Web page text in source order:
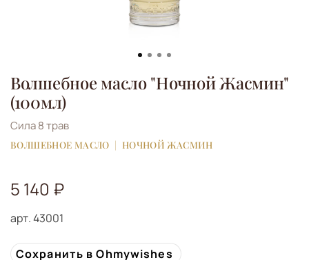
арт.43001
Волшебное масло "Ночной Жасмин"
(100мл)
5 140 ₽
Сохранить в Ohmywishes
Сила 8 трав
ВОЛШЕБНОЕ МАСЛО НОЧНОЙ ЖАСМИН